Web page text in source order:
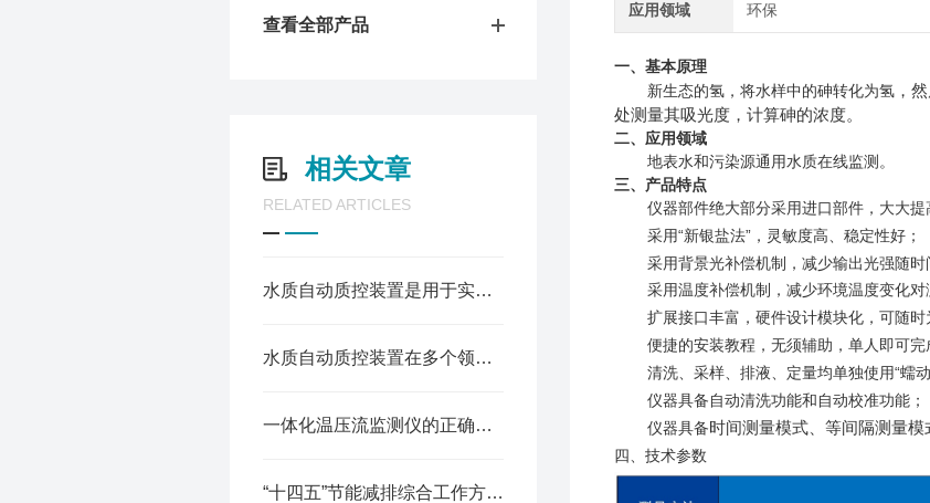
查看全部产品
相关文章
RELATED ARTICLES
水质自动质控装置是用于实时监测和控制水质的自动化设备
水质自动质控装置在多个领域中发挥着重要作用
一体化温压流监测仪的正确操作步骤
“十四五”节能减排综合工作方案！部署了挥发性有机物综合整治工程
应用领域 环保
一、基本原理
新生态的氢，将水样中的砷转化为氢，
处测量其吸光度，计算砷的浓度。
二、应用领域
地表水和污染源通用水质在线监测。
三、产品特点
仪器部件绝大部分采用进口部件，大大提
采用“新银盐法”，灵敏度高、稳定性好；
采用背景光补偿机制，减少输出光强随时
采用温度补偿机制，减少环境温度变化对
扩展接口丰富，硬件设计模块化，可随
便捷的安装教程，无须辅助，单人即可完
清洗、采样、排液、定量均单独使用“蠕
仪器具备自动清洗功能和自动校准功能；
仪器具备时间测量模式、等间隔测量模
四、技术参数